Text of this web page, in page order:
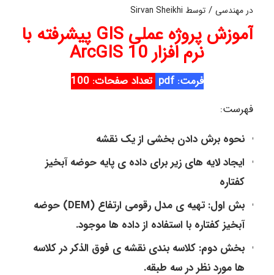
در مهندسی / توسط Sirvan Sheikhi
آموزش پروژه عملی GIS پیشرفته با
نرم افزار ArcGIS 10
فرمت: pdf تعداد صفحات:100
فهرست:
نحوه برش دادن بخشی از یک نقشه
ایجاد لایه های زیر برای داده ی پایه حوضه آبخیز
کفتاره
بش اول: تهیه ی مدل رقومی ارتفاع (DEM) حوضه
آبخیز کفتاره با استفاده از داده ها موجود.
بخش دوم: کلاسه بندی نقشه ی فوق الذکر در کلاسه
ها مورد نظر در سه طبقه.